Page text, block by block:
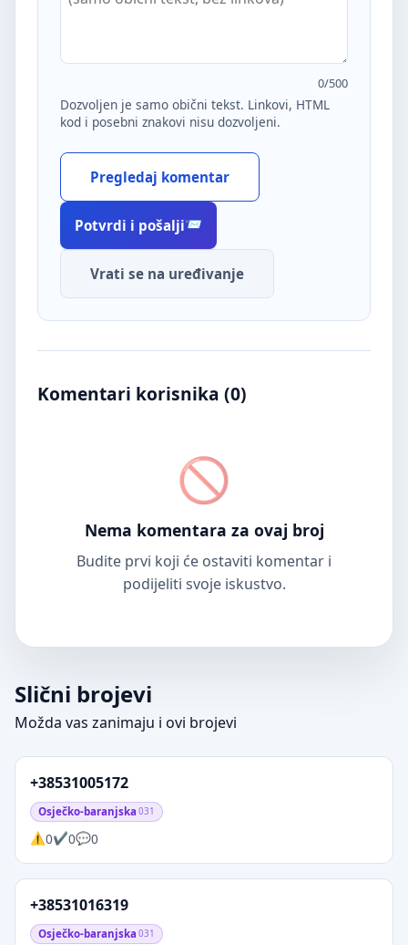
0/500
Dozvoljen je samo obični tekst. Linkovi, HTML
kod i posebni znakovi nisu dozvoljeni.
Pregledaj komentar
Potvrdi i pošalji
Vrati se na uređivanje
Komentari korisnika (0)
Nema komentara za ovaj broj
Budite prvi koji će ostaviti komentar i
podijeliti svoje iskustvo.
Slični brojevi
Možda vas zanimaju i ovi brojevi
+38531005172
Osječko-baranjska 031
0 0 0
+38531016319
Osječko-baranjska 031